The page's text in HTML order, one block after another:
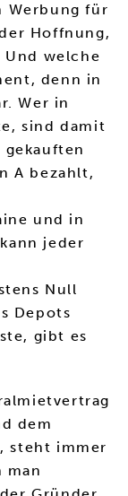
Werbung für
Hoffnung,
welche
denn in
Wer in
sind damit
A bezahlt,
und in
jeder
Null
Depots
gibt es
dem
steht immer
man